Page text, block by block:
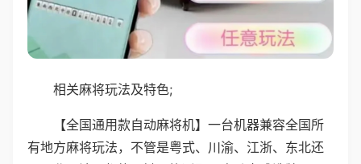
相关麻将玩法及特色;
【全国通用款自动麻将机】一台机器兼容全国所
有地方麻将玩法，不管是粤式、川渝、江浙、东北还